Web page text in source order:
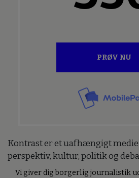
PRØV NU
Kontrast er et uafhængigt medie
perspektiv, kultur, politik og
Vi giver dig borgerlig journalistik